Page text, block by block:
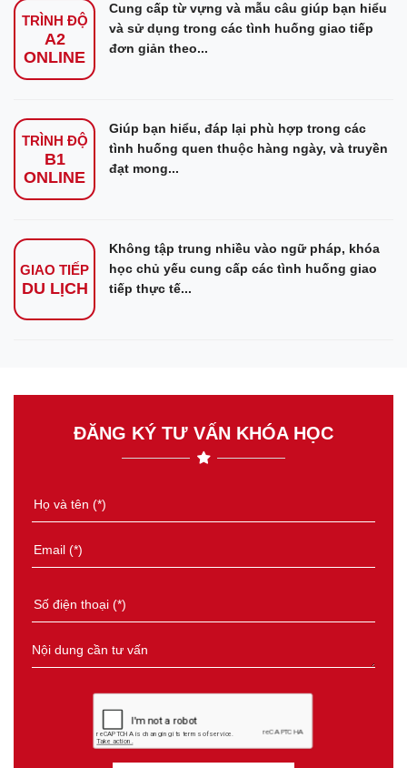
TRÌNH ĐỘ
A2
ONLINE
Cung cấp từ vựng và mẫu câu giúp bạn hiểu
và sử dụng trong các tình huống giao tiếp
đơn giản theo...
TRÌNH ĐỘ
B1
ONLINE
Giúp bạn hiểu, đáp lại phù hợp trong các
tình huống quen thuộc hàng ngày, và truyền
đạt mong...
GIAO TIẾP
DU LỊCH
Không tập trung nhiều vào ngữ pháp, khóa
học chủ yếu cung cấp các tình huống giao
tiếp thực tế...
ĐĂNG KÝ TƯ VẤN KHÓA HỌC